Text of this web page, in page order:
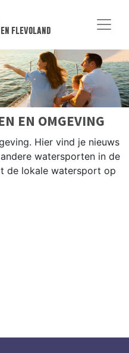
flevoland
EN OMGEVING
Hier vind je nieuws
watersporten in de
de lokale watersport op